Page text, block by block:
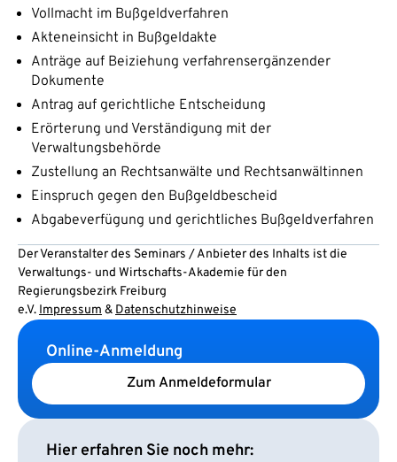
Vollmacht im Bußgeldverfahren
Akteneinsicht in Bußgeldakte
Anträge auf Beiziehung verfahrensergänzender
Dokumente
Antrag auf gerichtliche Entscheidung
Erörterung und Verständigung mit der
Verwaltungsbehörde
Zustellung an Rechtsanwälte und Rechtsanwältinnen
Einspruch gegen den Bußgeldbescheid
Abgabeverfügung und gerichtliches Bußgeldverfahren
Der Veranstalter des Seminars / Anbieter des Inhalts ist die
Verwaltungs- und Wirtschafts-Akademie für den
Regierungsbezirk Freiburg
e.V. Impressum & Datenschutzhinweise
Online-Anmeldung
Zum Anmeldeformular
Hier erfahren Sie noch mehr: